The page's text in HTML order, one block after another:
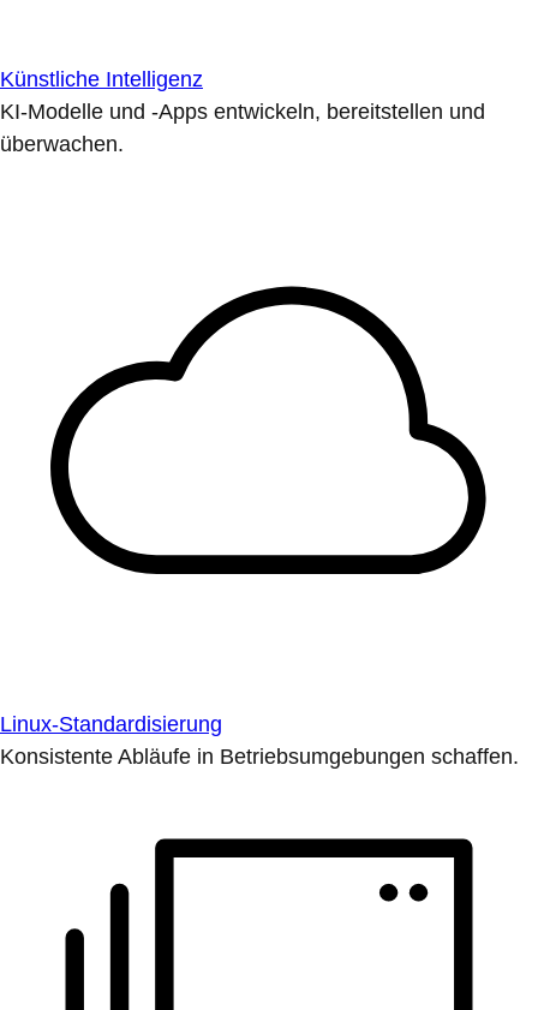
Künstliche Intelligenz
KI-Modelle und -Apps entwickeln, bereitstellen und
überwachen.
Linux-Standardisierung
Konsistente Abläufe in Betriebsumgebungen schaffen.